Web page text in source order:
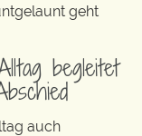
geht
begleitet
auch